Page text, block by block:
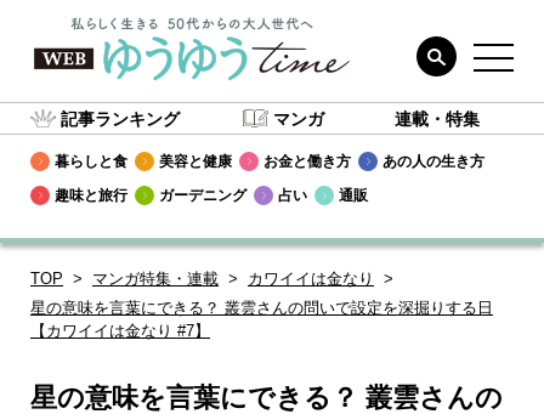
記事ランキング マンガ 連載・特集
暮らしと食 美容と健康 お金と働き方
あの人の生き方
趣味と旅行
ガーデニング 占い 通販
TOP マンガ特集・連載
カワイイは金なり
星の意味を言葉にできる？ 叢雲さんの問いで設定を深掘りする日
【カワイイは金なり #7】
星の意味を言葉にできる？ 叢雲さんの